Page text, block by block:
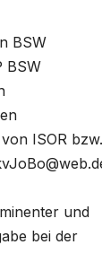
BSW
BSW
ISOR bzw.
und
bei der